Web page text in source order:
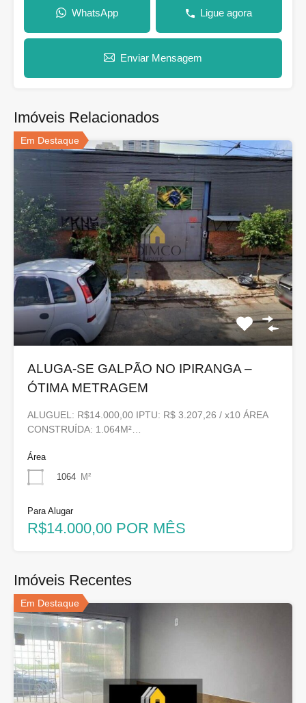
WhatsApp Ligue agora
Enviar Mensagem
Imóveis Relacionados
Em Destaque
ALUGA-SE GALPÃO NO IPIRANGA –
ÓTIMA METRAGEM
ALUGUEL: R$14.000,00 IPTU: R$ 3.207,26 / x10 ÁREA
CONSTRUÍDA: 1.064M²…
Área
1064 M²
Para Alugar
R$14.000,00 POR MÊS
Imóveis Recentes
Em Destaque